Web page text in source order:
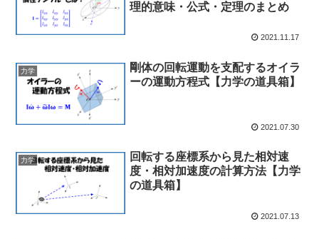
理的意味・公式・定理のまとめ
2021.11.17
力学
剛体の回転運動を支配するオイラ
ーの運動方程式【力学の道具箱】
2021.07.30
力学
回転する座標系から見た相対速
度・相対加速度の計算方法【力学
の道具箱】
2021.07.13